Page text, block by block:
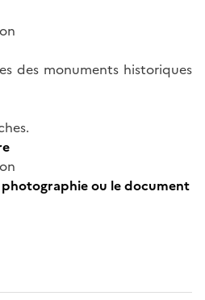
des monuments historiques
ou le document